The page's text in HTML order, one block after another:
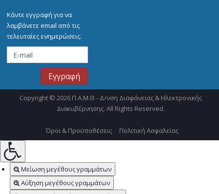
Κάντε εγγραφή για να
λαμβάνετε email από τις
τελευταίες ενημερώσεις.
Copyright © 2026 Π.Α.Μ.Θ - Δ/νση Διαφάνειας & Ηλεκτρονικής
Διακυβέρνησης. All Rights Reserved.
Όροι & Προϋποθέσεις Πολιτική Ασφαλείας
Μείωση μεγέθους γραμμάτων
Αύξηση μεγέθους γραμμάτων